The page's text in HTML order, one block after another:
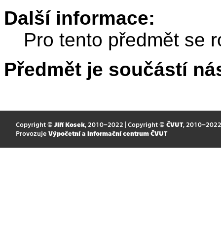
Další informace:
Pro tento předmět se
Předmět je součástí
Copyright © Jiří Kosek, 2010–2022 | Copyright © ČVUT, 2010–2022
Provozuje Výpočetní a informační centrum ČVUT